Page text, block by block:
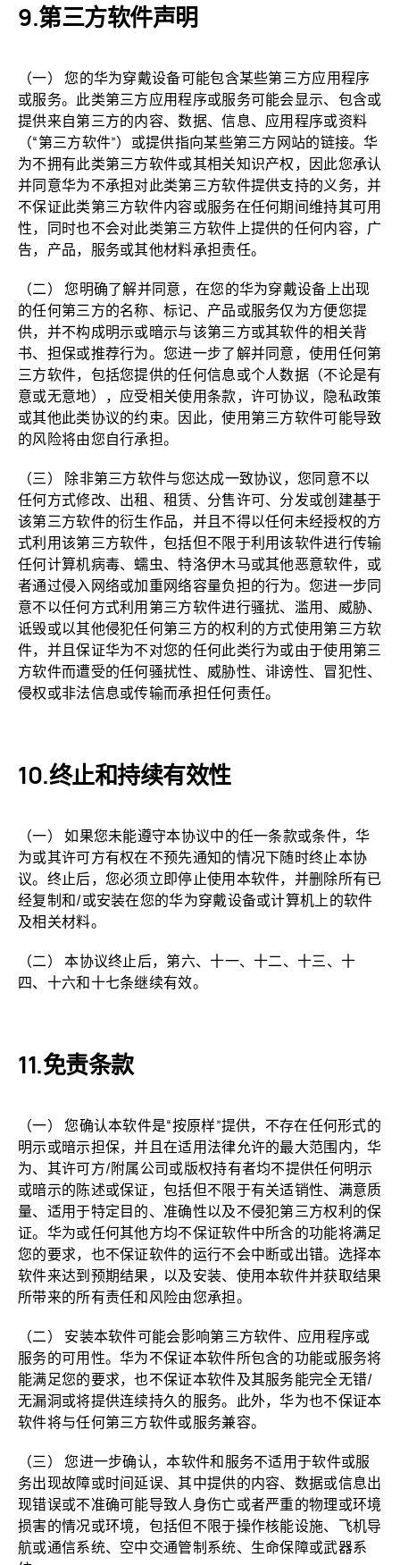
第三方软件声明
（一） 您的华为穿戴设备可能包含某些第三方应用程序
或服务。此类第三方应用程序或服务可能会显示、包含或
提供来自第三方的内容、数据、信息、应用程序或资料
（“第三方软件”）或提供指向某些第三方网站的链接。华
为不拥有此类第三方软件或其相关知识产权，因此您承认
并同意华为不承担对此类第三方软件提供支持的义务，并
不保证此类第三方软件内容或服务在任何期间维持其可用
性，同时也不会对此类第三方软件上提供的任何内容，广
告，产品，服务或其他材料承担责任。
（二） 您明确了解并同意，在您的华为穿戴设备上出现
的任何第三方的名称、标记、产品或服务仅为方便您提
供，并不构成明示或暗示与该第三方或其软件的相关背
书、担保或推荐行为。您进一步了解并同意，使用任何第
三方软件，包括您提供的任何信息或个人数据（不论是有
意或无意地），应受相关使用条款，许可协议，隐私政策
或其他此类协议的约束。因此，使用第三方软件可能导致
的风险将由您自行承担。
（三） 除非第三方软件与您达成一致协议，您同意不以
任何方式修改、出租、租赁、分售许可、分发或创建基于
该第三方软件的衍生作品，并且不得以任何未经授权的方
式利用该第三方软件，包括但不限于利用该软件进行传输
任何计算机病毒、蠕虫、特洛伊木马或其他恶意软件，或
者通过侵入网络或加重网络容量负担的行为。您进一步同
意不以任何方式利用第三方软件进行骚扰、滥用、威胁、
诋毁或以其他侵犯任何第三方的权利的方式使用第三方软
件，并且保证华为不对您的任何此类行为或由于使用第三
方软件而遭受的任何骚扰性、威胁性、诽谤性、冒犯性、
侵权或非法信息或传输而承担任何责任。
终止和持续有效性
（一） 如果您未能遵守本协议中的任一条款或条件，华
为或其许可方有权在不预先通知的情况下随时终止本协
议。终止后，您必须立即停止使用本软件，并删除所有已
经复制和/或安装在您的华为穿戴设备或计算机上的软件
及相关材料。
（二） 本协议终止后，第六、十一、十二、十三、十
四、十六和十七条继续有效。
免责条款
（一） 您确认本软件是“按原样”提供，不存在任何形式的
明示或暗示担保，并且在适用法律允许的最大范围内，华
为、其许可方/附属公司或版权持有者均不提供任何明示
或暗示的陈述或保证，包括但不限于有关适销性、满意质
量、适用于特定目的、准确性以及不侵犯第三方权利的保
证。华为或任何其他方均不保证软件中所含的功能将满足
您的要求，也不保证软件的运行不会中断或出错。选择本
软件来达到预期结果，以及安装、使用本软件并获取结果
所带来的所有责任和风险由您承担。
（二） 安装本软件可能会影响第三方软件、应用程序或
服务的可用性。华为不保证本软件所包含的功能或服务将
能满足您的要求，也不保证本软件及其服务能完全无错/
无漏洞或将提供连续持久的服务。此外，华为也不保证本
软件将与任何第三方软件或服务兼容。
（三） 您进一步确认，本软件和服务不适用于软件或服
务出现故障或时间延误、其中提供的内容、数据或信息出
现错误或不准确可能导致人身伤亡或者严重的物理或环境
损害的情况或环境，包括但不限于操作核能设施、飞机导
航或通信系统、空中交通管制系统、生命保障或武器系